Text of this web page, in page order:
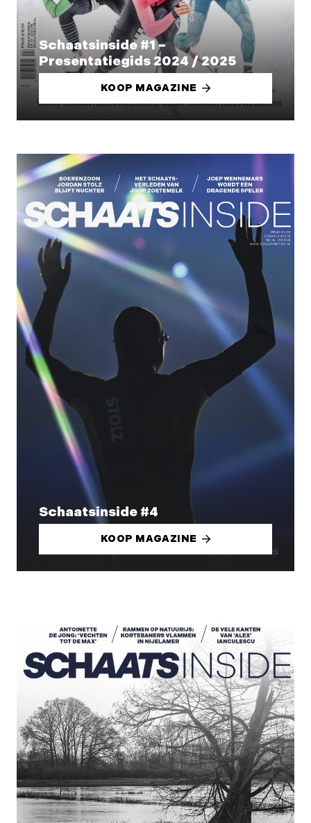
Schaatsinside #1 –
Presentatiegids 2024 / 2025
KOOP MAGAZINE
Schaatsinside #4
KOOP MAGAZINE